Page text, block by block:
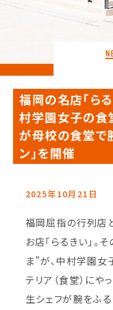
福岡の名店「ら
村学園女子の食
が母校の食堂で
ン」を開催
2025年10月21日
福岡屈指の行列店
お店「らるきい」。
ま”が、中村学園女
テリア（食堂）にや
生シェフが腕をふ